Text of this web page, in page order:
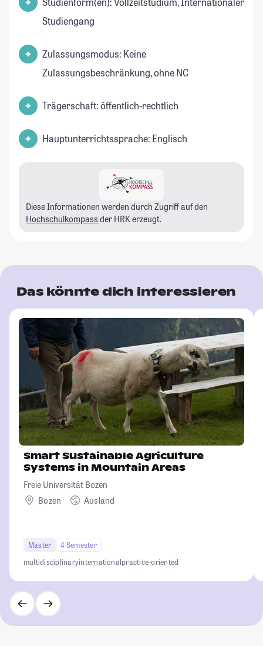
Studiengang
Zulassungsmodus: Keine
Zulassungsbeschränkung, ohne NC
Trägerschaft: öffentlich-rechtlich
Hauptunterrichtssprache: Englisch
Diese Informationen werden durch Zugriff auf den
Hochschulkompass der HRK erzeugt.
Das könnte dich interessieren
Smart Sustainable Agriculture
Systems in Mountain Areas
Freie Universität Bozen
Bozen
Ausland
Master
4 Semester
multidisciplinaryinternationalpractice-oriented